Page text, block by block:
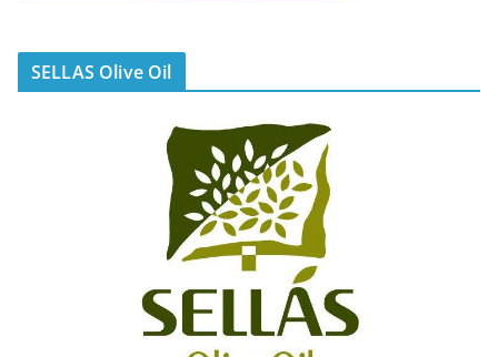
SELLAS Olive Oil